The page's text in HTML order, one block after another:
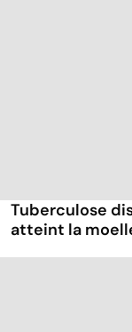
Tuberculose
atteint la